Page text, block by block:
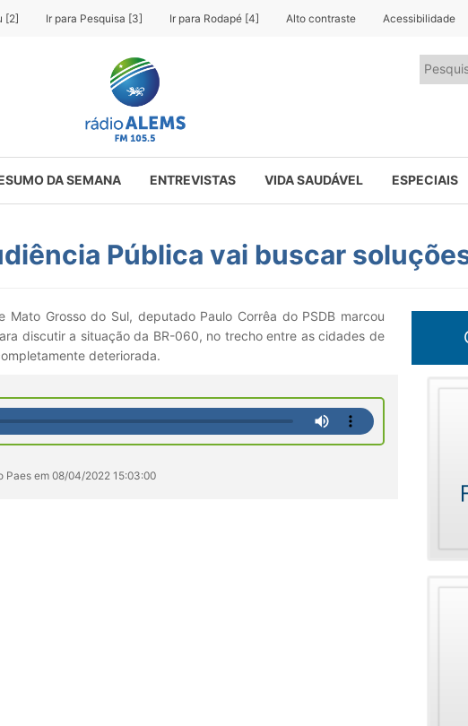
[2] Ir para Pesquisa [3] Ir para Rodapé [4] Alto contraste Acessibilidade
DA SEMANA ENTREVISTAS VIDA SAUDÁVEL ESPECIAIS
Pública vai buscar
Mato Grosso do Sul, deputado Paulo Corrêa do PSDB marcou
discutir a situação da BR-060, no trecho entre as cidades de
deteriorada.
Paes em 08/04/2022 15:03:00